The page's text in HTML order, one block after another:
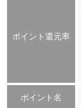
ポイント還元率
ポイント名